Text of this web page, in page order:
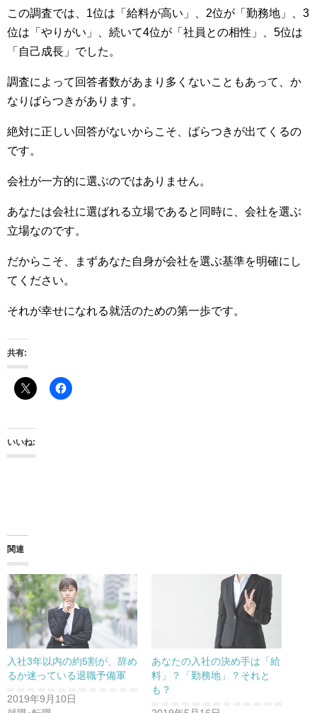
この調査では、1位は「給料が高い」、2位が「勤務地」、3
位は「やりがい」、続いて4位が「社員との相性」、5位は
「自己成長」でした。
調査によって回答者数があまり多くないこともあって、か
なりばらつきがあります。
絶対に正しい回答がないからこそ、ばらつきが出てくるの
です。
会社が一方的に選ぶのではありません。
あなたは会社に選ばれる立場であると同時に、会社を選ぶ
立場なのです。
だからこそ、まずあなた自身が会社を選ぶ基準を明確にし
てください。
それが幸せになれる就活のための第一歩です。
共有:
いいね:
関連
入社3年以内の約5割が、辞め
るか迷っている退職予備軍
2019年9月10日
あなたの入社の決め手は「給
料」？「勤務地」？それと
も？